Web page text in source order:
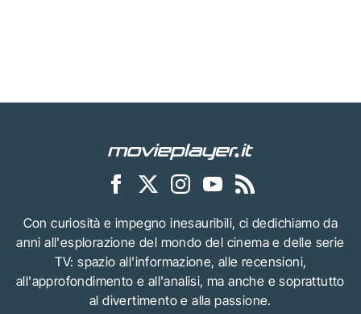
Con curiosità e impegno inesauribili, ci dedichiamo da
anni all'esplorazione del mondo del cinema e delle serie
TV: spazio all'informazione, alle recensioni,
all'approfondimento e all'analisi, ma anche e soprattutto
al divertimento e alla passione.